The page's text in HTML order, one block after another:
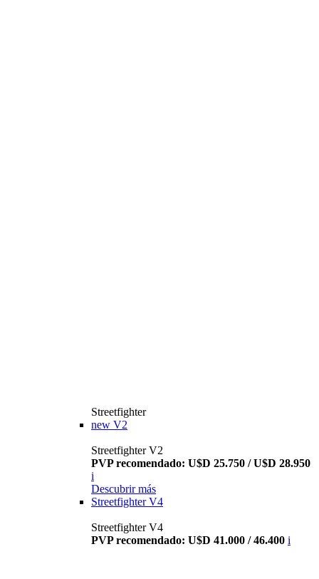
Streetfighter
new V2
Streetfighter V2
PVP recomendado: U$D 25.750 / U$D 28.950
i
Descubrir más
Streetfighter V4
Streetfighter V4
PVP recomendado: U$D 41.000 / 46.400 i